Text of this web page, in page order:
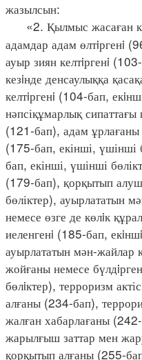
жазылсын:
«2. Қылмыс жасаған
адамдар адам өлтiргенi
ауыр зиян келтiргенi
кезiнде денсаулыққа
келтiргенi (104-бап,
нәпсіқұмарлық
(121-бап), адам
(175-бап, екінші,
бап, екінші, үшінші
(179-бап), қорқытып
бөліктер), ауырлататын
немесе өзге де көлiк
иеленгенi (185-бап,
ауырлататын мән-жайлар
жойғаны немесе
бөлiктер), терроризм
алғаны (234-бап),
жалған хабарлағаны
жарылғыш заттар мен
қорқытып алғаны (255-